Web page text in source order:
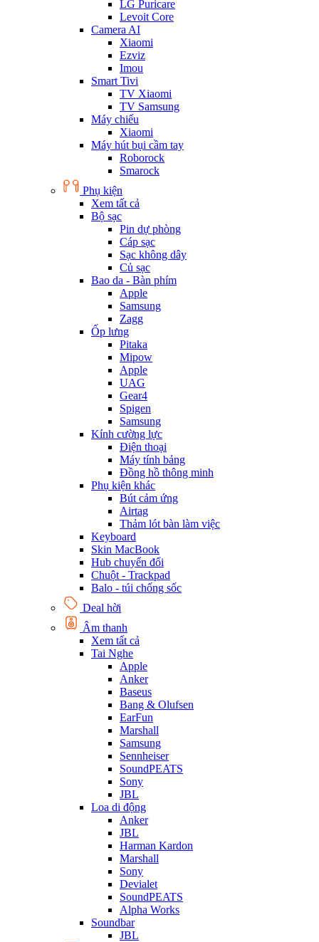
LG Puricare
Levoit Core
Camera AI
Xiaomi
Ezviz
Imou
Smart Tivi
TV Xiaomi
TV Samsung
Máy chiếu
Xiaomi
Máy hút bụi cầm tay
Roborock
Smarock
Phụ kiện
Xem tất cả
Bộ sạc
Pin dự phòng
Cáp sạc
Sạc không dây
Củ sạc
Bao da - Bàn phím
Apple
Samsung
Zagg
Ốp lưng
Pitaka
Mipow
Apple
UAG
Gear4
Spigen
Samsung
Kính cường lực
Điện thoại
Máy tính bảng
Đồng hồ thông minh
Phụ kiện khác
Bút cảm ứng
Airtag
Thảm lót bàn làm việc
Keyboard
Skin MacBook
Hub chuyển đổi
Chuột - Trackpad
Balo - túi chống sốc
Deal hời
Âm thanh
Xem tất cả
Tai Nghe
Apple
Anker
Baseus
Bang & Olufsen
EarFun
Marshall
Samsung
Sennheiser
SoundPEATS
Sony
JBL
Loa di động
Anker
JBL
Harman Kardon
Marshall
Sony
Devialet
SoundPEATS
Alpha Works
Soundbar
JBL